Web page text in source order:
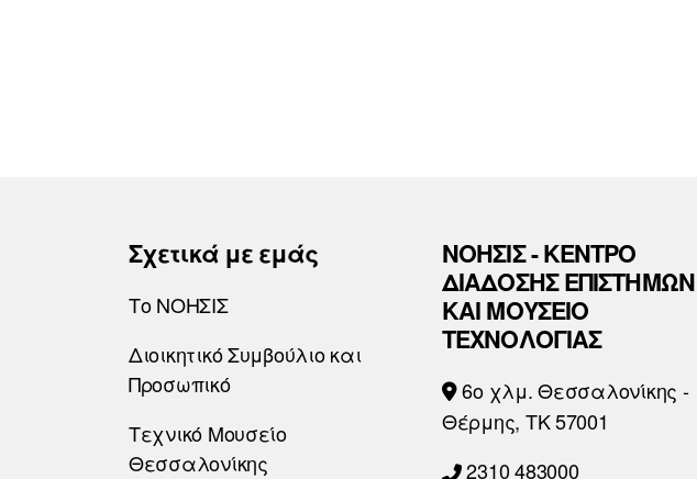
Σχετικά με εμάς
Το ΝΟΗΣΙΣ
Διοικητικό Συμβούλιο και
Προσωπικό
Τεχνικό Μουσείο
Θεσσαλονίκης
ΝΟΗΣΙΣ - ΚΕΝΤΡΟ
ΔΙΑΔΟΣΗΣ ΕΠΙΣΤΗΜΩΝ
ΚΑΙ ΜΟΥΣΕΙΟ
ΤΕΧΝΟΛΟΓΙΑΣ
6o χλμ. Θεσσαλονίκης -
Θέρμης, ΤΚ 57001
2310 483000